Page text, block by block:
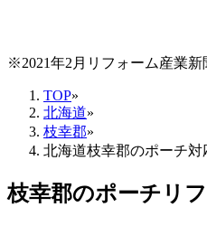
※2021年2月リフォーム産業新
TOP»
北海道»
枝幸郡»
北海道枝幸郡のポーチ
枝幸郡のポーチリ